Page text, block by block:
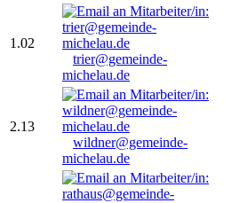
1.02
trier@gemeinde-
michelau.de
2.13
wildner@gemeinde-
michelau.de